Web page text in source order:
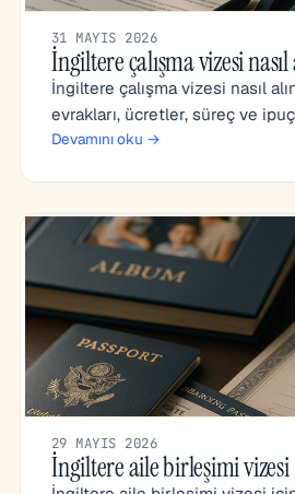
31 MAYIS 2026
İngiltere çalışma vizesi nasıl
İngiltere çalışma vizesi nasıl
evrakları, ücretler, süreç ve
Devamını oku →
29 MAYIS 2026
İngiltere aile birleşimi vizesi